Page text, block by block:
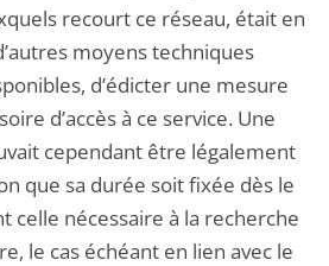
recourt ce réseau, était en
moyens techniques
d’édicter une mesure
d’accès à ce service. Une
cependant être légalement
que sa durée soit fixée dès le
celle nécessaire à la recherche
le cas échéant en lien avec le